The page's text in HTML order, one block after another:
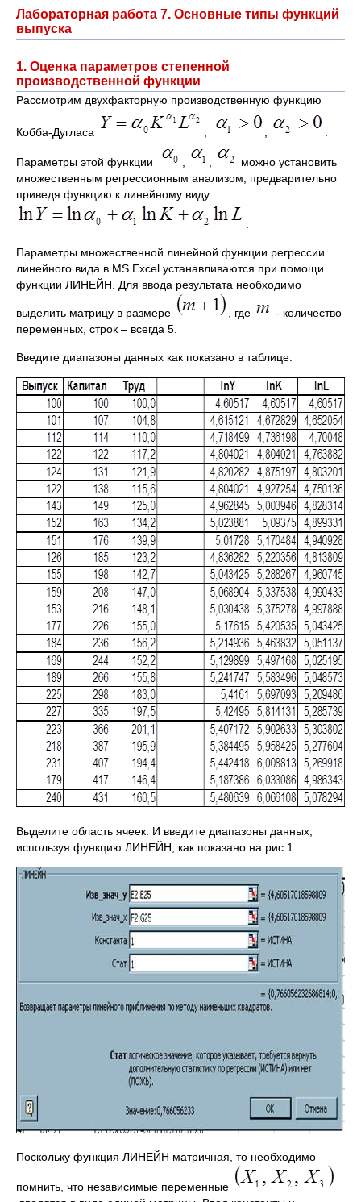
Лабораторная работа 7. Основные типы функций
выпуска
1. Оценка параметров степенной
производственной функции
Рассмотрим двухфакторную производственную функцию
Кобба-Дугласа
Параметры этой функции
можно установить
множественным регрессионным анализом, предварительно
приведя функцию к линейному виду:
Параметры множественной линейной функции регрессии
линейного вида в MS Excel устанавливаются при помощи
функции ЛИНЕЙН. Для ввода результата необходимо
выделить матрицу в размере , где
- количество
переменных, строк – всегда 5.
Введите диапазоны данных как показано в таблице.
Выделите область ячеек. И введите диапазоны данных,
используя функцию ЛИНЕЙН, как показано на рис.1.
Поскольку функция ЛИНЕЙН матричная, то необходимо
помнить, что независимые переменные